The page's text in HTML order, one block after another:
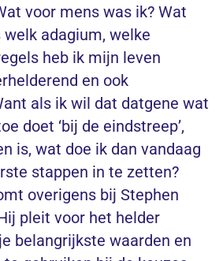
voor mens was ik? Wat
welk adagium, welke
heb ik mijn leven
en ook
als ik wil dat datgene wat
doet ‘bij de eindstreep’,
is, wat doe ik dan vandaag
stappen in te zetten?
overigens bij Stephen
pleit voor het helder
belangrijkste waarden en